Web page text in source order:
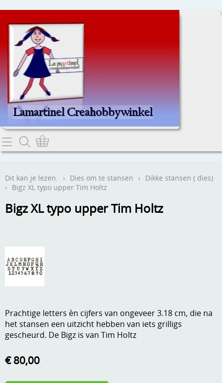
Home
Contact
Webwinkel
Aanbiedingen
Andere
Dies om te stansen
DVD-CD
Embossen
Verzend - en verpakkingsk
Info
Anders creatief
Gastenboek
Dit kan je lezen. › Dies om te stansen › Dikke stansen ( dies)
› Bigz XL typo upper Tim Holtz
Bigz XL typo upper Tim Holtz
Prachtige letters èn cijfers van ongeveer 3.18 cm, die na
het stansen een uitzicht hebben van iets grilligs
gescheurd. De Bigz is van Tim Holtz
€ 80,00